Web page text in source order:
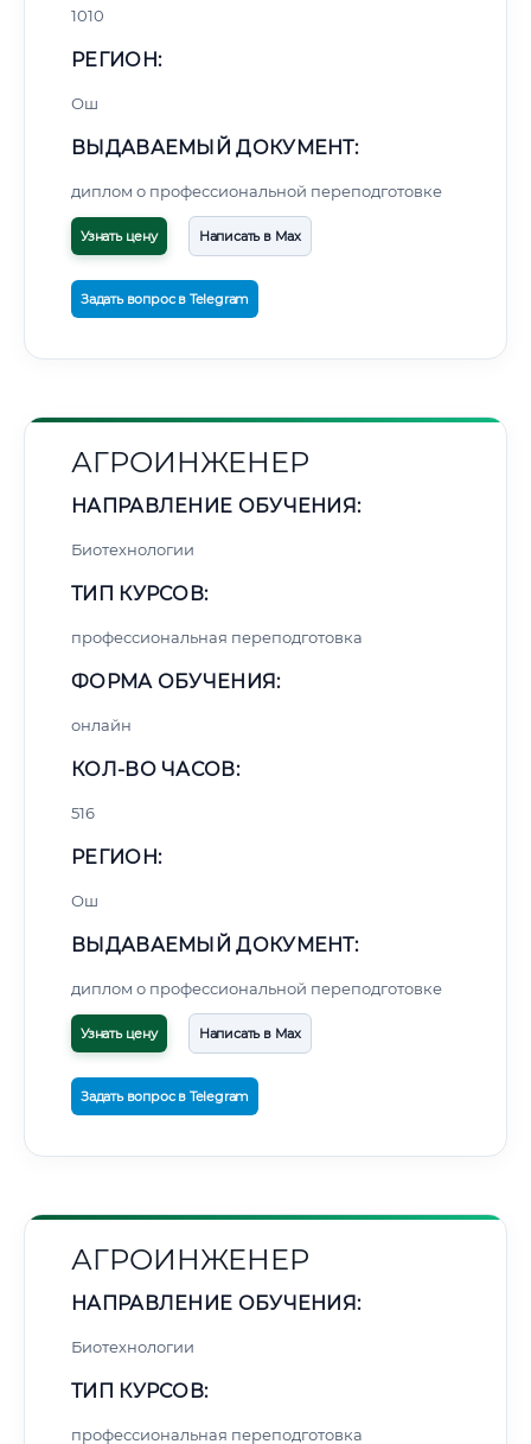
1010
РЕГИОН:
Ош
ВЫДАВАЕМЫЙ ДОКУМЕНТ:
диплом о профессиональной переподготовке
Узнать цену Написать в Max
Задать вопрос в Telegram
АГРОИНЖЕНЕР
НАПРАВЛЕНИЕ ОБУЧЕНИЯ:
Биотехнологии
ТИП КУРСОВ:
профессиональная переподготовка
ФОРМА ОБУЧЕНИЯ:
онлайн
КОЛ-ВО ЧАСОВ:
516
РЕГИОН:
Ош
ВЫДАВАЕМЫЙ ДОКУМЕНТ:
диплом о профессиональной переподготовке
Узнать цену Написать в Max
Задать вопрос в Telegram
АГРОИНЖЕНЕР
НАПРАВЛЕНИЕ ОБУЧЕНИЯ:
Биотехнологии
ТИП КУРСОВ:
профессиональная переподготовка